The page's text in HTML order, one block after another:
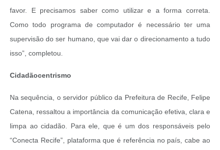
favor. E precisamos saber como utilizar e a forma correta.
Como todo programa de computador é necessário ter uma
supervisão do ser humano, que vai dar o direcionamento a tudo
isso”, completou.
Cidadãocentrismo
Na sequência, o servidor público da Prefeitura de Recife, Felipe
Catena, ressaltou a importância da comunicação efetiva, clara e
limpa ao cidadão. Para ele, que é um dos responsáveis pelo
“Conecta Recife”, plataforma que é referência no país, cabe ao